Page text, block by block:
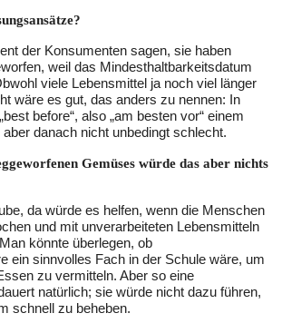
der Konsumenten sagen, sie haben
weil das Mindesthaltbarkeitsdatum
viele Lebensmittel ja noch viel länger
wäre es gut, das anders zu nennen: In
before“, also „am besten vor“ einem
danach nicht unbedingt schlecht.
Gemüses würde das aber nichts
da würde es helfen, wenn die Menschen
und mit unverarbeiteten Lebensmitteln
könnte überlegen, ob
ein sinnvolles Fach in der Schule wäre, um
zu vermitteln. Aber so eine
natürlich; sie würde nicht dazu führen,
schnell zu beheben.